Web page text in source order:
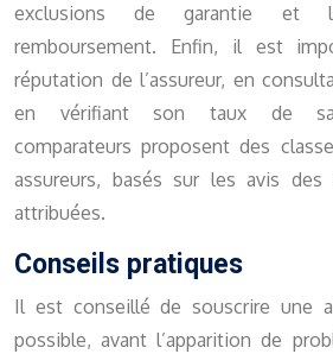
exclusions de garantie et
remboursement. Enfin, il est
réputation de l’assureur, en
en vérifiant son taux de
comparateurs proposent des
assureurs, basés sur les avis
attribuées.
Conseils pratiques
Il est conseillé de souscrire une
possible, avant l’apparition de